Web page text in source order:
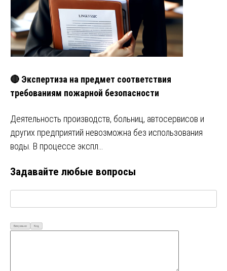
🔴 Экспертиза на предмет соответствия
требованиям пожарной безопасности
Деятельность производств, больниц, автосервисов и
других предприятий невозможна без использования
воды. В процессе экспл…
Задавайте любые вопросы
Визуально Код